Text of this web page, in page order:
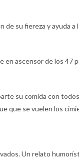
su fiereza y ayuda
ascensor de los 47
su comida con
que se vuelen los
Un relato